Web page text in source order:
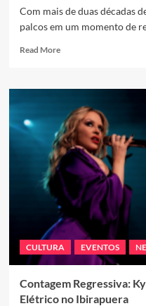
Com mais de duas décadas
palcos em um momento de
Read MoreRead
Luiza
reencontra
sua
essência
em
nova
turnê
que
celebra
o
amor
e
artística
CULTURA EVENTOS
Contagem Regressiva:
Elétrico no Ibirapuera